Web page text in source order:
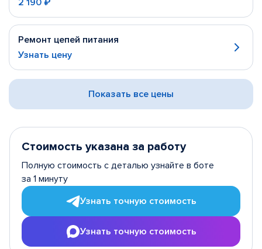
2 190 ₽
Ремонт цепей питания
Узнать цену
Показать все цены
Стоимость указана за работу
Полную стоимость с деталью узнайте в боте
за 1 минуту
Узнать точную стоимость
Узнать точную стоимость